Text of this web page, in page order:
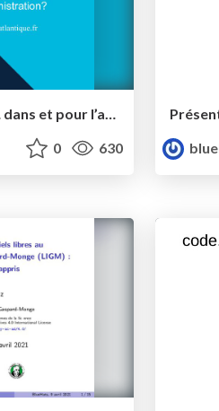
Produire du logiciel libre… dans et pour l’administration?
0 630